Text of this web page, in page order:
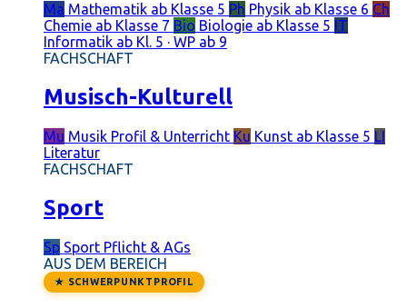
Ma Mathematik ab Klasse 5 Ph Physik ab Klasse 6 Ch
Chemie ab Klasse 7 Bio Biologie ab Klasse 5 IT
Informatik ab Kl. 5 · WP ab 9
FACHSCHAFT
Musisch-Kulturell
Mu Musik Profil & Unterricht Ku Kunst ab Klasse 5 LI
Literatur
FACHSCHAFT
Sport
Sp Sport Pflicht & AGs
AUS DEM BEREICH
★ SCHWERPUNKTPROFIL